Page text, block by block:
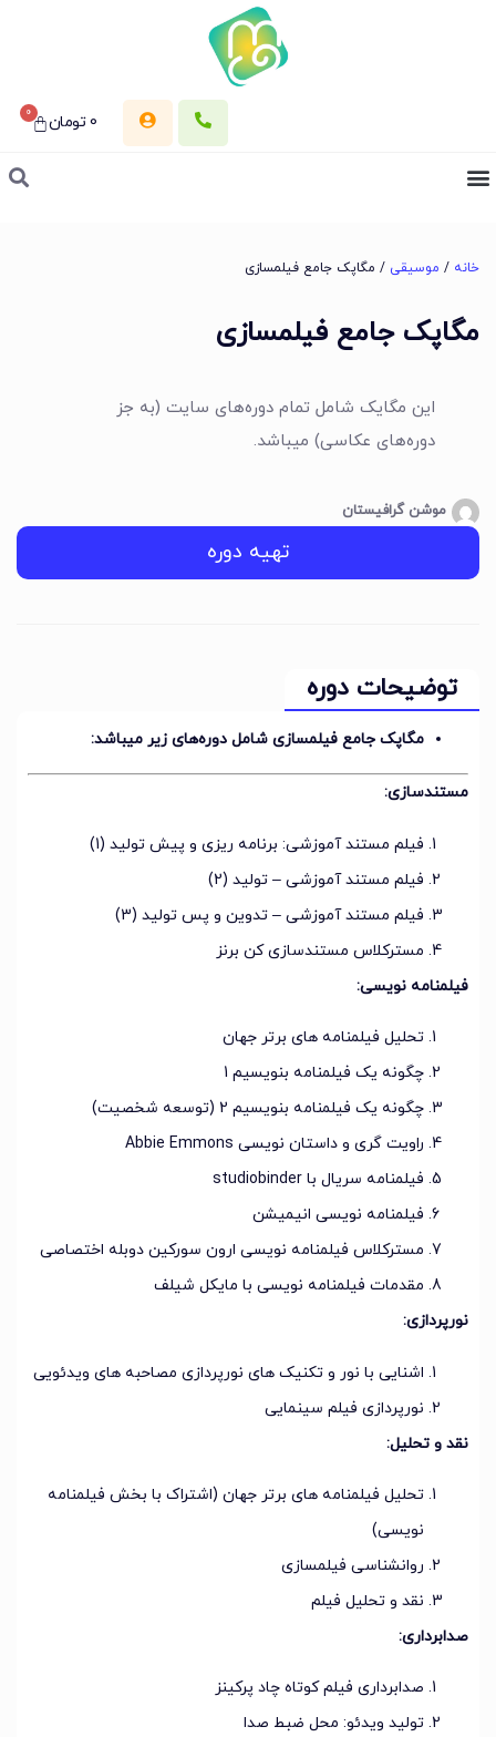
0 تومان 0
خانه / موسیقی / مگاپک جامع فیلمسازی
مگاپک جامع فیلمسازی
این مگایک شامل تمام دوره‌های سایت (به جز
دوره‌های عکاسی) میباشد.
موشن گرافیستان
تهیه دوره
توضیحات دوره
مگاپک جامع فیلمسازی شامل دوره‌های زیر میباشد:
مستندسازی:
فیلم مستند آموزشی: برنامه ریزی و پیش تولید (1)
فیلم مستند آموزشی – تولید (2)
فیلم مستند آموزشی – تدوین و پس تولید (3)
مسترکلاس مستندسازی کن برنز
فیلمنامه نویسی:
تحلیل فیلمنامه های برتر جهان
چگونه یک فیلمنامه بنویسیم 1
چگونه یک فیلمنامه بنویسیم 2 (توسعه شخصیت)
راویت گری و داستان نویسی Abbie Emmons
فیلمنامه سریال با studiobinder
فیلمنامه نویسی انیمیشن
مسترکلاس فیلمنامه نویسی ارون سورکین دوبله اختصاصی
مقدمات فیلمنامه نویسی با مایکل شیلف
نورپردازی:
اشنایی با نور و تکنیک های نورپردازی مصاحبه های ویدئویی
نورپردازی فیلم سینمایی
نقد و تحلیل:
تحلیل فیلمنامه های برتر جهان (اشتراک با بخش فیلمنامه
نویسی)
روانشناسی فیلمسازی
نقد و تحلیل فیلم
صدابرداری:
صدابرداری فیلم کوتاه چاد پرکینز
تولید ویدئو: محل ضبط صدا